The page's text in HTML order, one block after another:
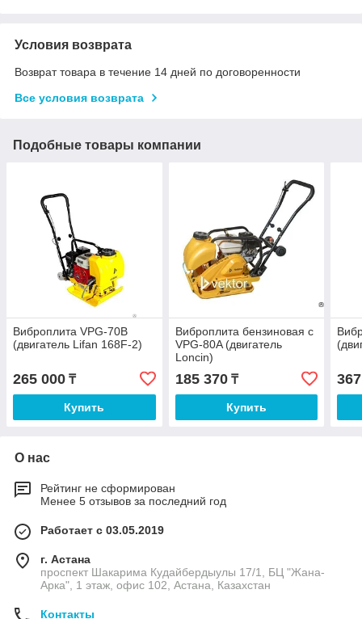
Условия возврата
Возврат товара в течение 14 дней по договоренности
Все условия возврата
Подобные товары компании
Виброплита VPG-70B
(двигатель Lifan 168F-2)
265 000 ₸
Купить
Виброплита бензиновая с
VPG-80A (двигатель
Loncin)
185 370₸
Купить
О нас
Рейтинг не сформирован
Менее 5 отзывов за последний год
Работает с 03.05.2019
г. Астана
проспект Шакарима Кудайбердыулы 17/1, БЦ "Жана-
Арка", 1 этаж, офис 102, Астана, Казахстан
Контакты